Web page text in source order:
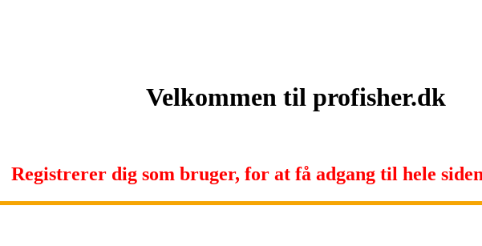
Velkommen til profisher.dk
Registrerer dig som bruger, for at få adgang til hele